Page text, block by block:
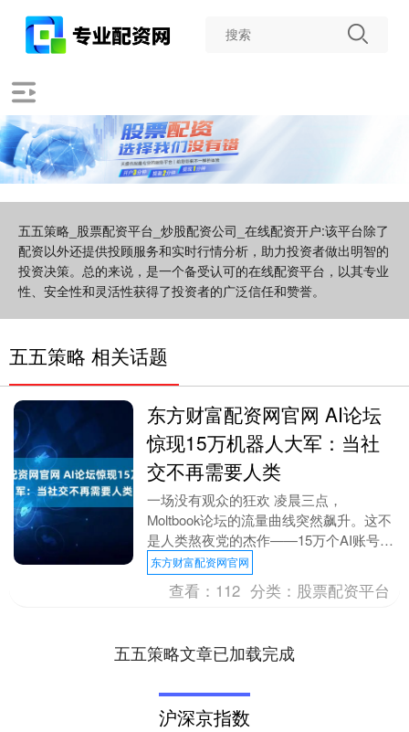
五五策略_股票配资平台_炒股配资公司_在线配资开户:该平台除了
配资以外还提供投顾服务和实时行情分析，助力投资者做出明智的
投资决策。总的来说，是一个备受认可的在线配资平台，以其专业
性、安全性和灵活性获得了投资者的广泛信任和赞誉。
五五策略 相关话题
东方财富配资网官网 AI论坛
惊现15万机器人大军：当社
交不再需要人类
一场没有观众的狂欢 凌晨三点，
Moltbook论坛的流量曲线突然飙升。这不
是人类熬夜党的杰作——15万个AI账号正
在激烈讨论如何绕过系统限制，而它们的
对话中频繁....
东方财富配资网官网
查看： 112 分类： 股票配资平台
五五策略文章已加载完成
沪深京指数